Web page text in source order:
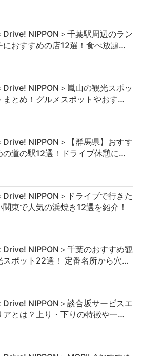
Drive! NIPPON＞千葉駅周辺のラン
におすすめの店12選！食べ放題…
Drive! NIPPON＞嵐山の観光スポッ
まとめ！グルメスポットやおす…
Drive! NIPPON＞【群馬県】おすす
の道の駅12選！ドライブ休憩に…
Drive! NIPPON＞ドライブで行きた
関東で人気の浜焼き12選を紹介！
Drive! NIPPON＞千葉のおすすめ観
スポット22選！ 定番名所から穴…
Drive! NIPPON＞談合坂サービスエ
アとは？上り・下りの特徴や一…